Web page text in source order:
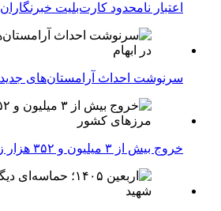
اعتبار نامحدود کارت‌بلیت خبرنگاران
سرنوشت احداث آرامستان‌های جدید
خروج بیش از ۳ میلیون و ۳۵۲ هزار زائر از مرزهای کشور